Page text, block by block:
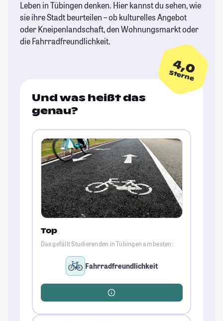
Leben in Tübingen denken. Hier kannst du sehen, wie
sie ihre Stadt beurteilen – ob kulturelles Angebot
oder Kneipenlandschaft, den Wohnungsmarkt oder
die Fahrradfreundlichkeit.
4,0
Sterne
Und was heißt das
genau?
Top
Das gefällt Studierenden in Tübingen am besten:
Fahrradfreundlichkeit